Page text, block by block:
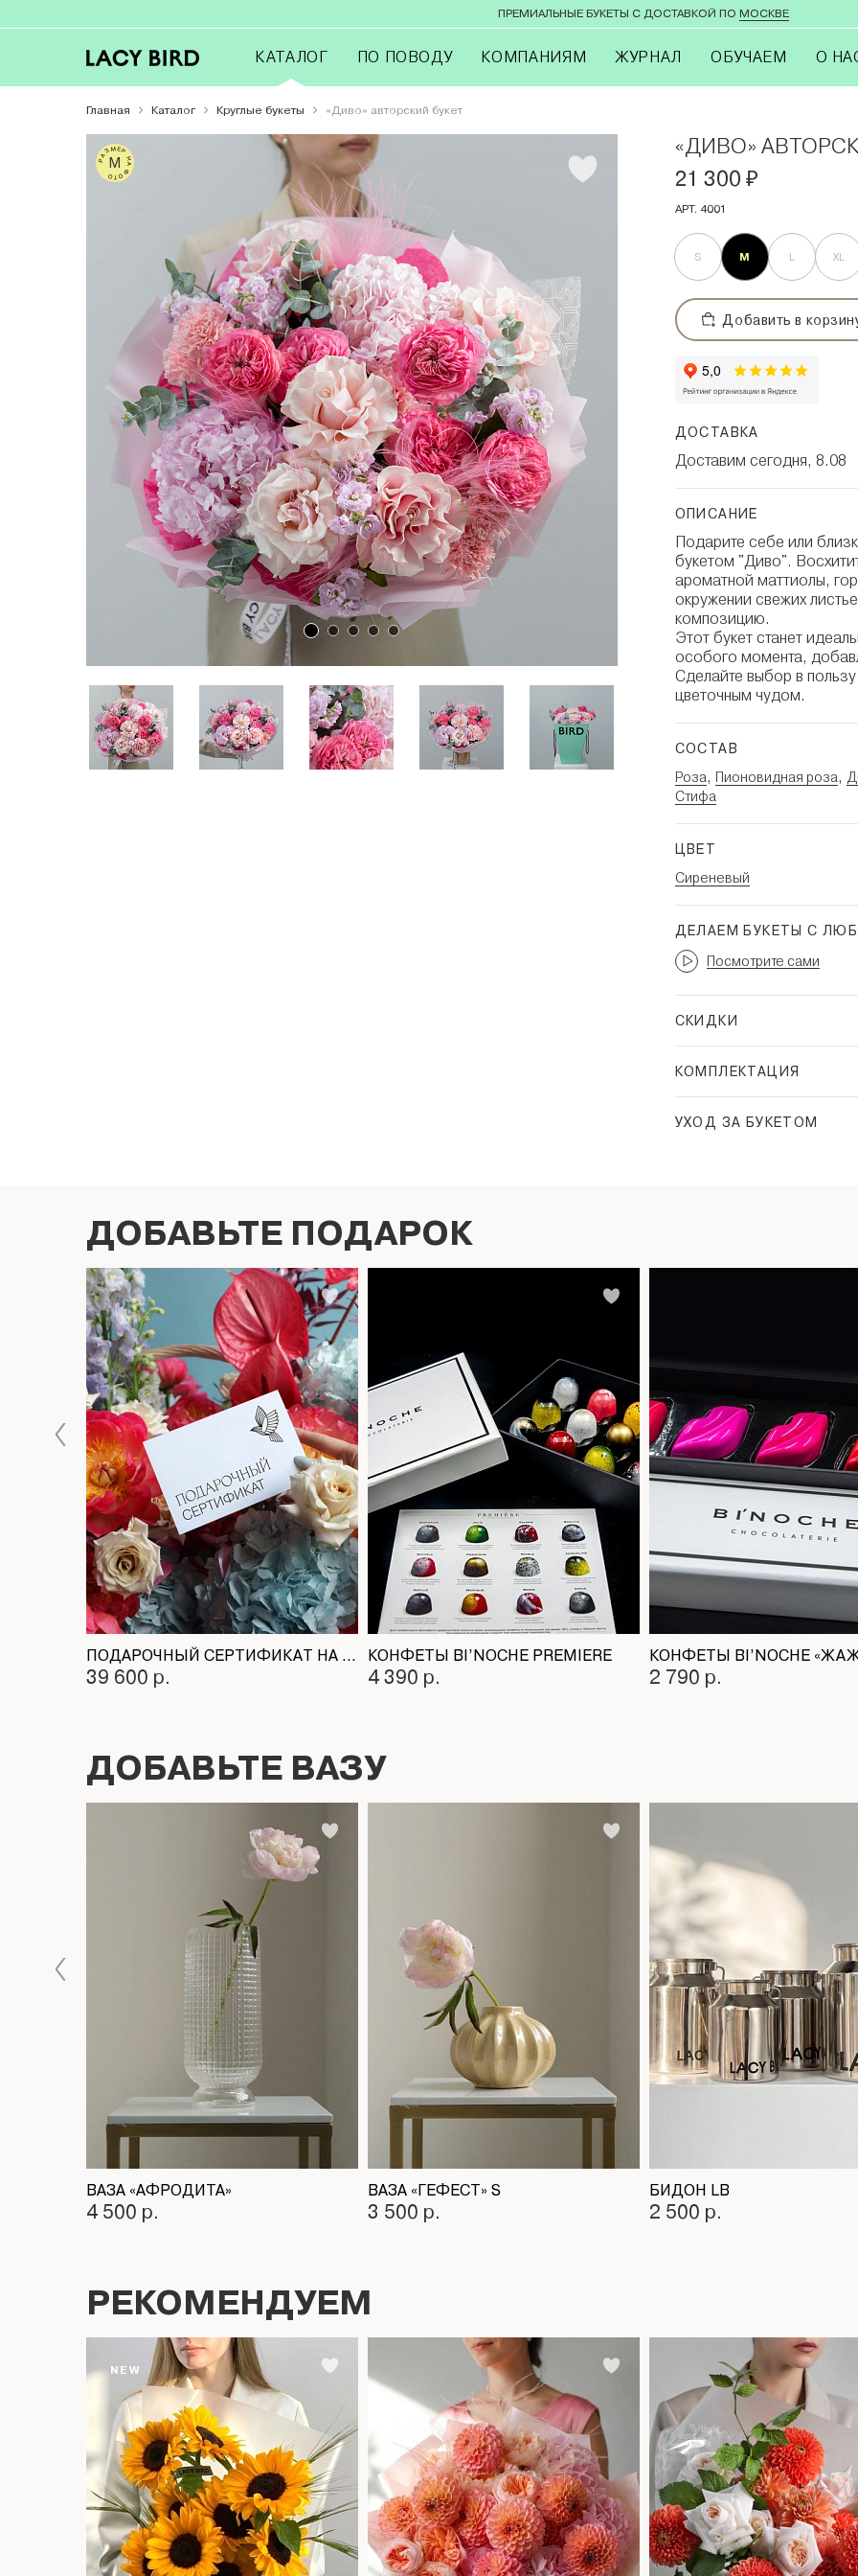
ПРЕМИАЛЬНЫЕ БУКЕТЫ С ДОСТАВКОЙ ПО МОСКВЕ
КАТАЛОГ ПО ПОВОДУ КОМПАНИЯМ ЖУРНАЛ ОБУЧАЕМ О
Главная Каталог Круглые букеты «Диво» авторский букет
РАЗМЕР НА ФОТО
M
«ДИВО»
21 300 ₽
АРТ. 4001
S M L XL
Добавить в
ДОСТАВКА
Доставим сегодня, 8.08
ОПИСАНИЕ
Подарите себе или
букетом "Диво".
ароматной маттиолы,
окружении свежих
композицию.
Этот букет станет
особого момента,
Сделайте выбор в
цветочным чудом.
СОСТАВ
Роза, Пионовидная роза,
Стифа
ЦВЕТ
Сиреневый
ДЕЛАЕМ БУКЕТЫ С
Посмотрите сами
СКИДКИ
КОМПЛЕКТАЦИЯ
УХОД ЗА БУКЕТОМ
ДОБАВЬТЕ ПОДАРОК
ПОДАРОЧНЫЙ СЕРТИФИКАТ НА ЦВЕТОЧНУЮ ПОДПИСКУ
39 600 р.
КОНФЕТЫ BI’NOCHE PREMIERE
4 390 р. 2 790 р.
ДОБАВЬТЕ ВАЗУ
ВАЗА «АФРОДИТА»
4 500 р.
ВАЗА «ГЕФЕСТ» S
3 500 р.
БИДОН LB
2 500 р.
РЕКОМЕНДУЕМ
NEW